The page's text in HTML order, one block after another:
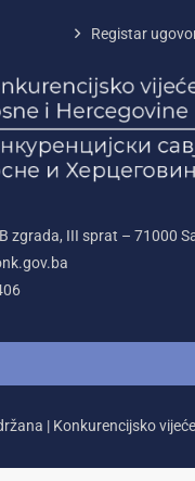
Registar
zgrada, III sprat – 71000‌
| Konkurencijsko